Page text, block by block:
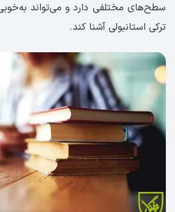
سطح‌های مختلفی دارد و می‌تواند
ترکی استانبولی آشنا کند.